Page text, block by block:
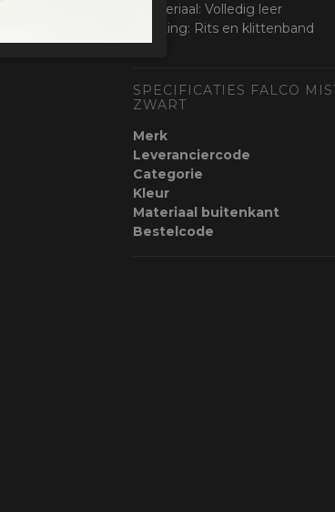
• Materiaal: Volledig leer
• Sluiting: Rits en klittenband
SPECIFICATIES FALCO
ZWART
Merk
Leveranciercode
Categorie
Kleur
Materiaal buitenkant
Bestelcode